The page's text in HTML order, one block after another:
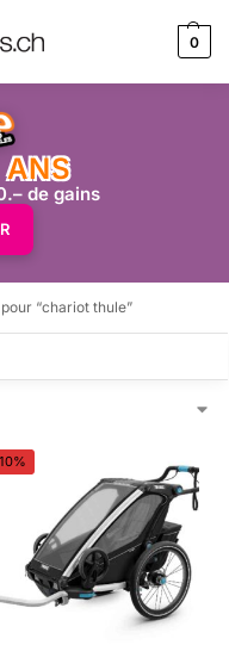
0
de gains
“chariot thule”